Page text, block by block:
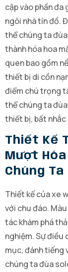
cập vào phần
ngôi nhà tín đồ.
thể chúng ta
thành hóa hoa
quen bao gồm
thiết bị di cồn
điểm chú trọng
thể chúng ta
thiết bị, bất
Thiết Kế
Mượt
Chúng
Thiết kế của xe
với chu đáo.
tác khám phá
nghiệm. Sự điều
mục, đánh tiếng
chúng ta đùa